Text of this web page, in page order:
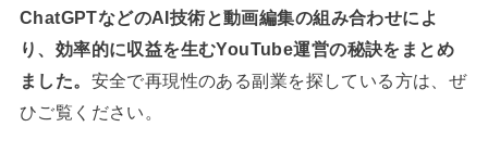
ChatGPTなどのAI技術と動画編集の組み合わせによ
り、効率的に収益を生むYouTube運営の秘訣をまとめ
ました。 安全で再現性のある副業を探している方は、ぜ
ひご覧ください。